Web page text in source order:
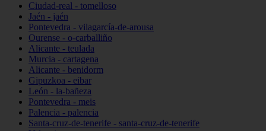
Ciudad-real - tomelloso
Jaén - jaén
Pontevedra - vilagarcía-de-arousa
Ourense - o-carballiño
Alicante - teulada
Murcia - cartagena
Alicante - benidorm
Gipuzkoa - eibar
León - la-bañeza
Pontevedra - meis
Palencia - palencia
Santa-cruz-de-tenerife - santa-cruz-de-tenerife